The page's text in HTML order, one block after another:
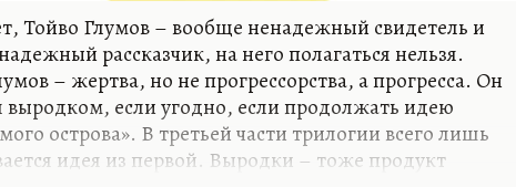
Тойво Глумов – вообще ненадежный свидетель и
рассказчик, на него полагаться нельзя.
– жертва, но не прогрессорства, а прогресса. Он
выродком, если угодно, если продолжать идею
острова». В третьей части трилогии всего лишь
идея из первой. Выродки – тоже продукт